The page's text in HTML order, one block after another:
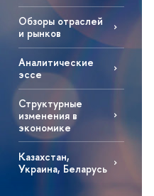
Обзоры отраслей
и рынков
Аналитические
эссе
Структурные
изменения в
экономике
Казахстан,
Украина, Беларусь